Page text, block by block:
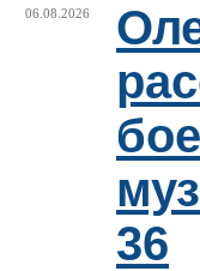
06.08.2026
36